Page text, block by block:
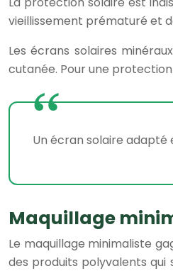
vieillissement prématuré et
Les écrans solaires
cutanée. Pour une
Un écran solaire adapté
Maquillage
Le maquillage minimaliste
des produits polyvalents